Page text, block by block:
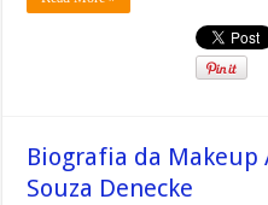
Biografia da Makeup
Souza Denecke